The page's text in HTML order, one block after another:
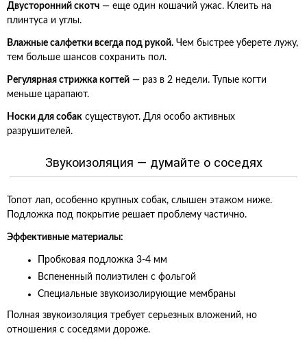
Двусторонний скотч — еще один кошачий ужас. Клеить на
плинтуса и углы.
Влажные салфетки всегда под рукой. Чем быстрее уберете лужу,
тем больше шансов сохранить пол.
Регулярная стрижка когтей — раз в 2 недели. Тупые когти
меньше царапают.
Носки для собак существуют. Для особо активных
разрушителей.
Звукоизоляция — думайте о соседях
Топот лап, особенно крупных собак, слышен этажом ниже.
Подложка под покрытие решает проблему частично.
Эффективные материалы:
Пробковая подложка 3-4 мм
Вспененный полиэтилен с фольгой
Специальные звукоизолирующие мембраны
Полная звукоизоляция требует серьезных вложений, но
отношения с соседями дороже.